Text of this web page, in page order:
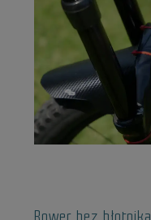
Rower bez błotnika